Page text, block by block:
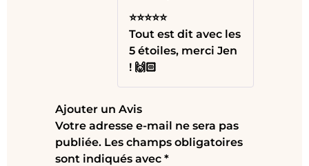
⭐⭐⭐⭐⭐
Tout est dit avec les
5 étoiles, merci Jen
! 🙌🏻
Ajouter un Avis
Votre adresse e-mail ne sera pas
publiée. Les champs obligatoires
sont indiqués avec *